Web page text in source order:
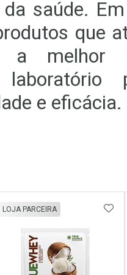
saúde.
que
melhor
e eficácia.
AOS FAVORITOS
LOJA PARCEIRA